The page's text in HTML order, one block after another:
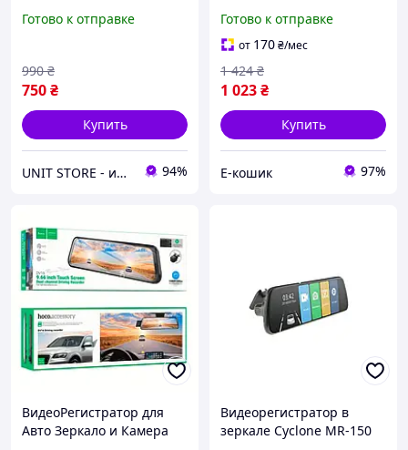
3.5" Зеркало заднего вида
авторегистратор
Готово к отправке
750₴
990 ₴
Купить
UNIT STORE - интернет-магазин для всей семьи 94%
видеорегистратор Full HD
две камеры EK-77
Готово к отправке
от 170₴/мес
1 023₴
1 424 ₴
Купить
Е-кошик 97%
ВидеоРегистратор для
Авто Зеркало и Камера
Видеорегистратор в
зеркале Cyclone MR-150